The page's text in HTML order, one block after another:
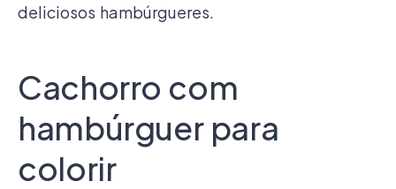
deliciosos hambúrgueres.
Cachorro com
hambúrguer para
colorir